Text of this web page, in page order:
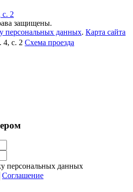
2
защищены.
персональных данных. Карта сайта
4, с. 2 Схема проезда
персональных данных
Соглашение